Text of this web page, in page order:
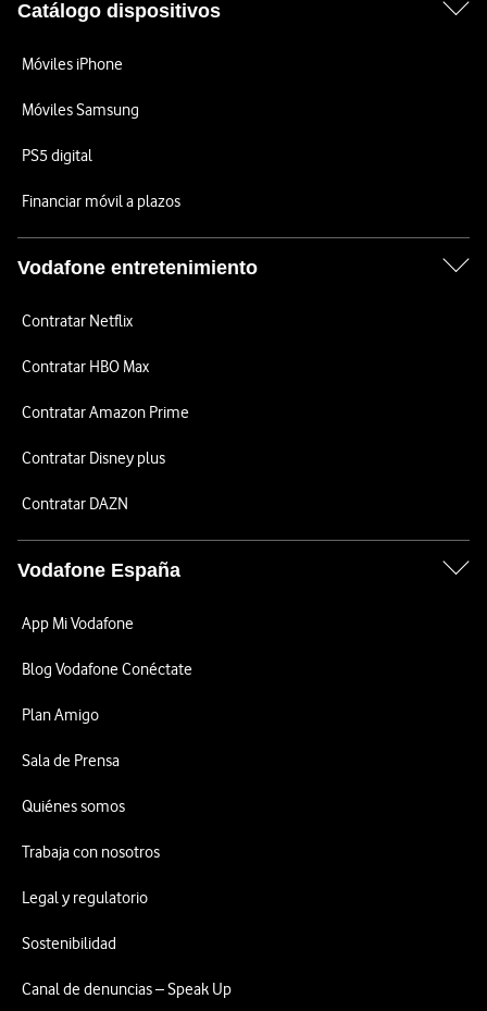
Catálogo dispositivos
Móviles iPhone
Móviles Samsung
PS5 digital
Financiar móvil a plazos
Vodafone entretenimiento
Contratar Netflix
Contratar HBO Max
Contratar Amazon Prime
Contratar Disney plus
Contratar DAZN
Vodafone España
App Mi Vodafone
Blog Vodafone Conéctate
Plan Amigo
Sala de Prensa
Quiénes somos
Trabaja con nosotros
Legal y regulatorio
Sostenibilidad
Canal de denuncias – Speak Up